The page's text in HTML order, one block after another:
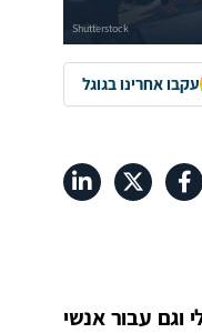
עקבו אחרינו בגוגל
וגם עבור אנשי